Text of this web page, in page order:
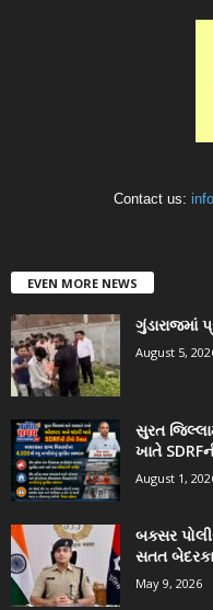
Contact us:
EVEN MORE NEWS
ગુંડારાજમાં
August 5,
સુરત
ખાતે
August 1,
બક્સર
સતત
May 9, 2026